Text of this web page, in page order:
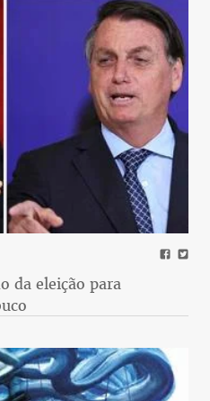
da eleição para